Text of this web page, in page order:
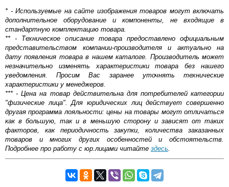
* - Используемые на сайте изображения товаров могут включать
дополнительное оборудование и компоненты, не входящие в
стандартную комплектацию товара.
** - Техническое описание товара предоставлено официальным
представительством компании-производителя и актуально на
дату появления товара в нашем каталоге. Производитель может
незначительно изменять характеристики товара без нашего
уведомления. Просим Вас заранее уточнять технические
характеристики у менеджеров.
*** - Цена на товар действительна для потребителей категории
"физические лица". Для юридических лиц действует совершенно
другая программа лояльности: цены на товары могут отличаться
как в большую, так и в меньшую сторону и зависят от таких
факторов, как периодичность закупки, количества заказанных
товаров и многих других особенностей и обстоятельств.
Подробнее про работу с юр.лицами читайте здесь.
Кран пластиковый Millennium 25-3/4 угловой —
надежная запорная арматура, отвечающая строгим